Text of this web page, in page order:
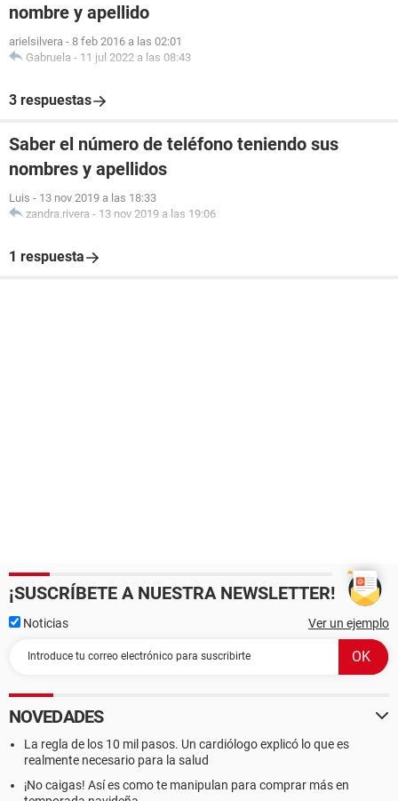
nombre y apellido
arielsilvera - 8 feb 2016 a las 02:01
Gabruela - 11 jul 2022 a las 08:43
3 respuestas
Saber el número de teléfono teniendo sus
nombres y apellidos
Luis - 13 nov 2019 a las 18:33
zandra.rivera - 13 nov 2019 a las 19:06
1 respuesta
¡SUSCRÍBETE A NUESTRA NEWSLETTER!
Noticias Ver un ejemplo
NOVEDADES
La regla de los 10 mil pasos. Un cardiólogo explicó lo que es
realmente necesario para la salud
¡No caigas! Así es como te manipulan para comprar más en